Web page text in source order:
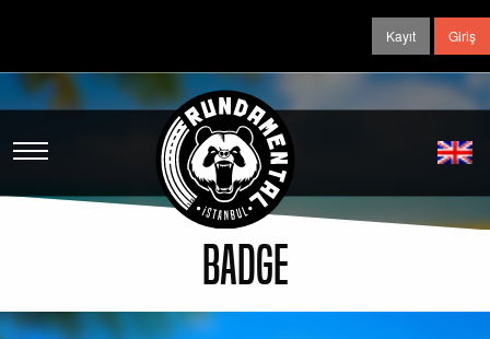
Kayıt Giriş
BADGE